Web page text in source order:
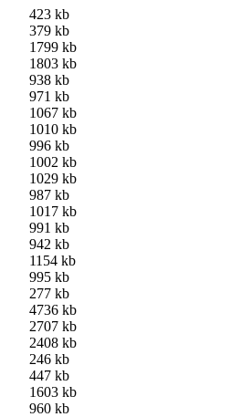
423 kb
379 kb
1799 kb
1803 kb
938 kb
971 kb
1067 kb
1010 kb
996 kb
1002 kb
1029 kb
987 kb
1017 kb
991 kb
942 kb
1154 kb
995 kb
277 kb
4736 kb
2707 kb
2408 kb
246 kb
447 kb
1603 kb
960 kb